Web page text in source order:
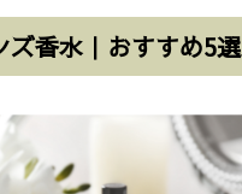
ズ香水｜おすすめ5選